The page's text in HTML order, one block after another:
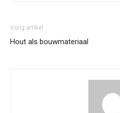
Vorig artikel
Hout als bouwmateriaal